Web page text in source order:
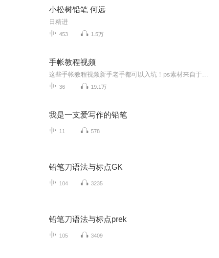
小松树铅笔 何远
日精进
453 1.5万
手帐教程视频
36 19.1万
我是一支爱写作的铅笔
11 578
铅笔刀语法与标点GK
104 3235
铅笔刀语法与标点prek
105 3409